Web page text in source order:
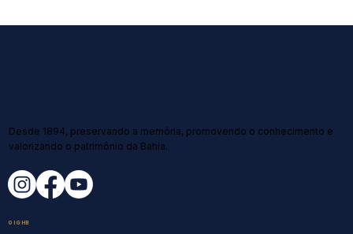
Desde 1894, preservando a memória, promovendo o conhecimento e
valorizando o patrimônio da Bahia.
O IGHB